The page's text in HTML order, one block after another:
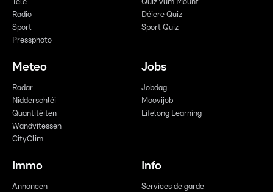
Télé
Radio
Sport
Pressphoto
Quiz vum Mount
Déiere Quiz
Sport Quiz
Meteo
Radar
Nidderschléi
Quantitéiten
Wandvitessen
CityClim
Jobs
Jobdag
Moovijob
Lifelong Learning
Immo
Annoncen
Info
Services de garde